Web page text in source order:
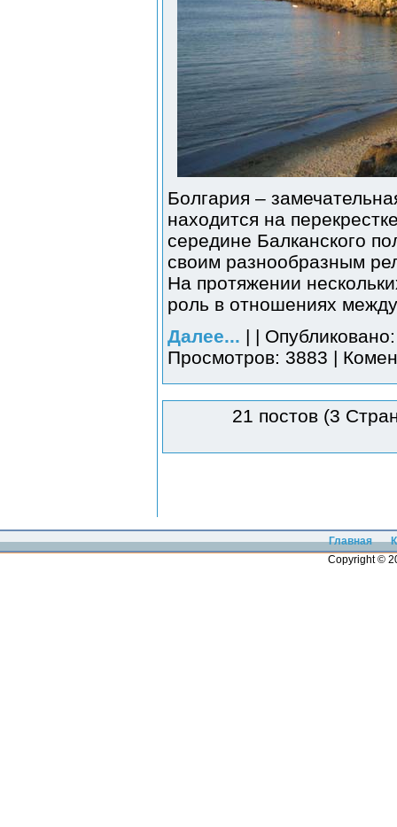
Болгария –
находится на
середине Балканского
своим разнообразным
На протяжении
роль в отношениях
Далее... | |
Просмотров: 3883 |
21 постов (3
Главная
Copyright ©